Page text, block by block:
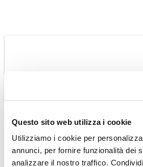
Questo sito web utilizza i cookie
Utilizziamo i cookie per
annunci, per fornire funzionalità dei
analizzare il nostro traffico.
CAMBOGIA
Tour Cambogia
Classica
Tour 6 notti in italiano collettivo a date